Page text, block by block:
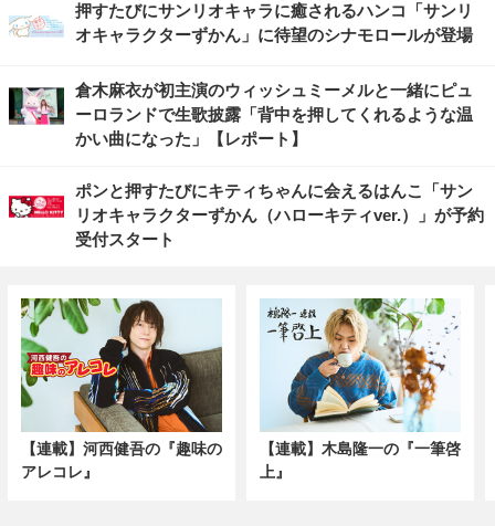
押すたびにサンリオキャラに癒されるハンコ「サンリ
オキャラクターずかん」に待望のシナモロールが登場
倉木麻衣が初主演のウィッシュミーメルと一緒にピュ
ーロランドで生歌披露「背中を押してくれるような温
かい曲になった」【レポート】
ポンと押すたびにキティちゃんに会えるはんこ「サン
リオキャラクターずかん（ハローキティver.）」が予約
受付スタート
【連載】河西健吾の『趣味の
アレコレ』
【連載】木島隆一の『一筆啓
上』